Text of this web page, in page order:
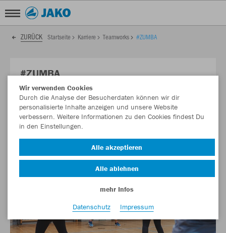
ZURÜCK Startseite Karriere Teamworks #ZUMBA
#ZUMBA
💃 Tanz dich fit! – Zumba bei JAKO
Wir verwenden Cookies
Durch die Analyse der Besucherdaten können wir dir
personalisierte Inhalte anzeigen und unsere Website
verbessern. Weitere Informationen zu den Cookies findest Du
in den Einstellungen.
Alle akzeptieren
Alle ablehnen
mehr Infos
Datenschutz
Impressum